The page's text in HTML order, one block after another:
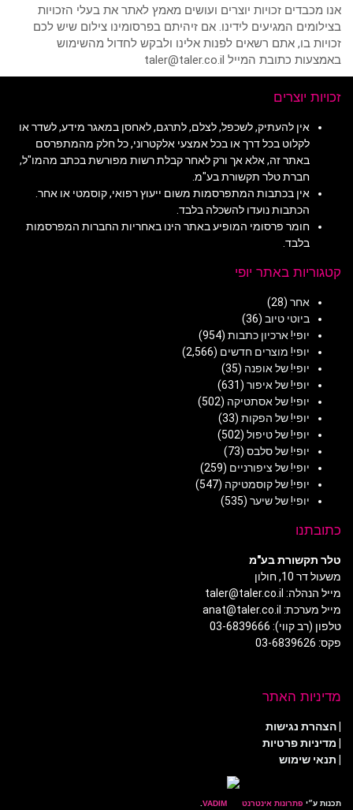
אנו מכבדים זכויות יוצרים ועושים מאמץ לאתר את בעלי הזכויות
בצילומים המגיעים לידינו. אם זיהיתם בפרסומינו צילום שיש לכם
זכויות בו, אתם רשאים לפנות אלינו ולבקש לחדול מהשימוש
באמצעות כתובת המייל taler@taler.co.il
זכויות יוצרים
אין להעתיק, לשכפל, לצלם, לתרגם, לאחסן במאגר מידע, לשדר או
לקלוט בכל דרך או בכל אמצעי אלקטרוני, כל חלק מהמתפרסם
באתר זה, אלא אך ורק לאחר קבלת רשות מפורשת בכתב מהמו"ל,
חברת טלר תקשורת בע"מ.
אין בכתבות המתפרסמות משום ייעוץ רפואי, קוסמטי או אחר.
הכתבות נועדו להשכלה בלבד.
חומר פרסומי המופיע באתר הינו באחריות החברות המפרסמות
בלבד.
קטגוריות באתר יופי
אחר (28)
ביוטי טיוב (36)
יופי! ארכיון כתבות (954)
יופי! מוצרים חדשים (2,566)
יופי! של אופנה (35)
יופי! של איפור (631)
יופי! של אסתטיקה (502)
יופי! של הפקות (33)
יופי! של טיפול (502)
יופי! של סלבס (73)
יופי! של ציפורניים (259)
יופי! של קוסמטיקה (547)
יופי! של שיער (535)
כתובתנו
טלר תקשורת בע"מ
משעול דר 10, חולון
מייל הנהלה: taler@taler.co.il
מייל מערכת: anat@taler.co.il
טלפון (רב קווי): 03-6839666
פקס: 03-6839626
מדיניות האתר
הצהרת נגישות
מדיניות פרטיות
| תנאי שימוש
תכנות ע״י פתרונות אינטרנט